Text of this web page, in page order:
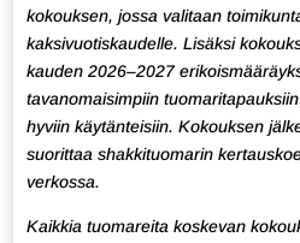
kokouksen, jossa valitaan
kaksivuotiskaudelle. Lisäksi
kauden 2026–2027
tavanomaisimpiin
hyviin käytänteisiin. Kokouksen
suorittaa shakkituomarin
verkossa.
Kaikkia tuomareita koskevan